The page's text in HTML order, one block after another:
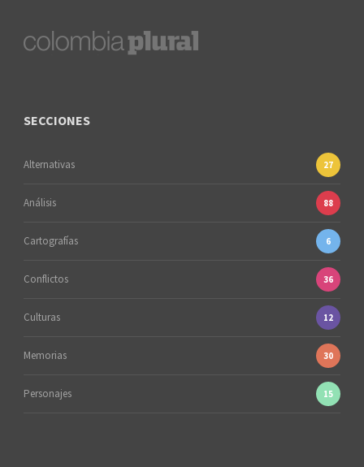
SECCIONES
Alternativas 27
Análisis 88
Cartografías 6
Conflictos 36
Culturas 12
Memorias 30
Personajes 15